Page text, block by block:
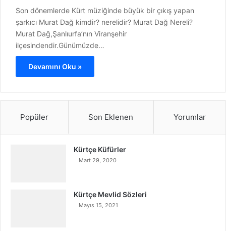
Son dönemlerde Kürt müziğinde büyük bir çıkış yapan
şarkıcı Murat Dağ kimdir? nerelidir? Murat Dağ Nereli?
Murat Dağ,Şanlıurfa’nın Viranşehir
ilçesindendir.Günümüzde…
Devamını Oku »
Popüler Son Eklenen Yorumlar
Kürtçe Küfürler
Mart 29, 2020
Kürtçe Mevlid Sözleri
Mayıs 15, 2021